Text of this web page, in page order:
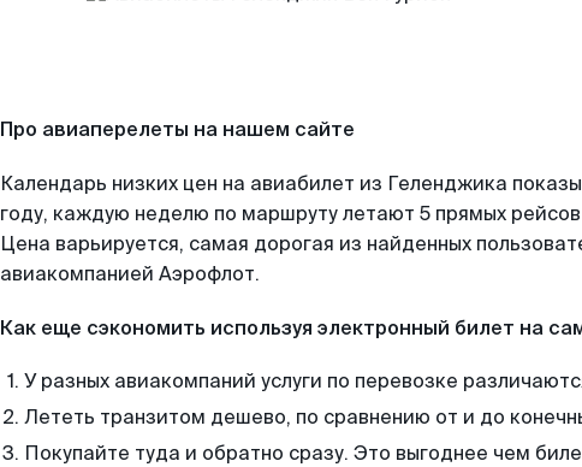
Про авиаперелеты на нашем сайте
Календарь низких цен на авиабилет из Геленджика
году, каждую неделю по маршруту летают 5 прямых
Цена варьируется, самая дорогая из найденных
авиакомпанией Аэрофлот.
Как еще сэкономить используя электронный билет на
У разных авиакомпаний услуги по перевозке
Лететь транзитом дешево, по сравнению от и до
Покупайте туда и обратно сразу. Это выгоднее чем